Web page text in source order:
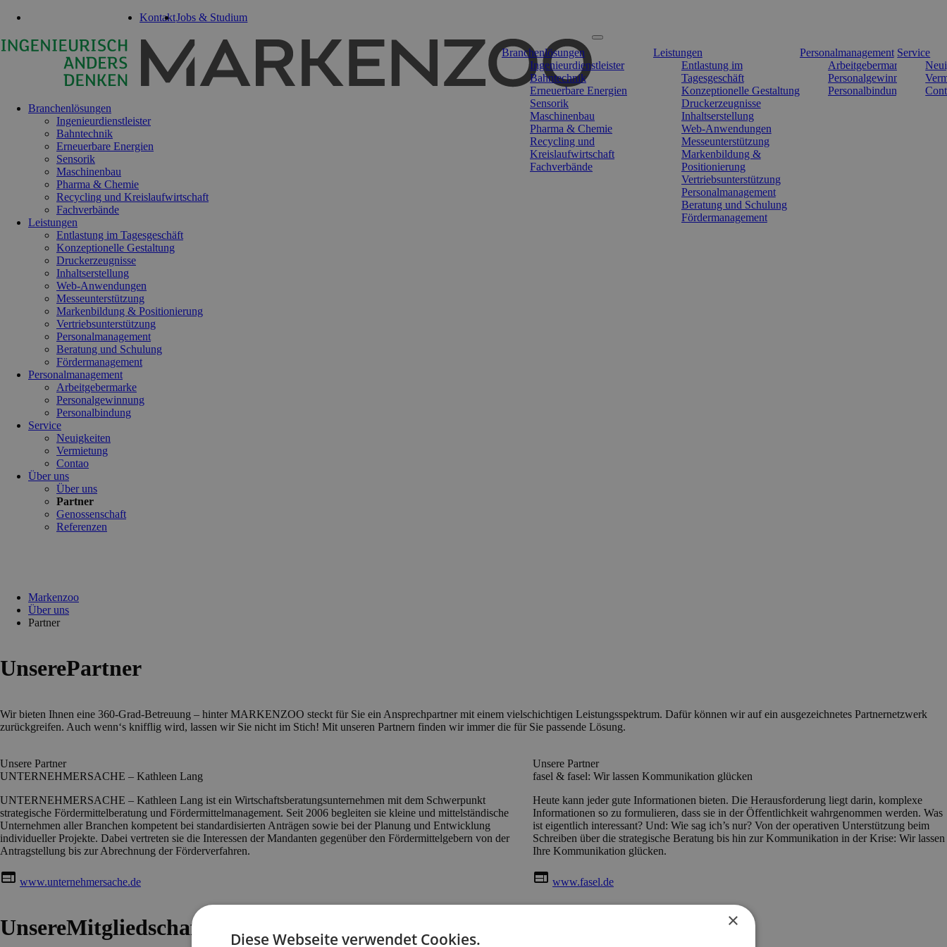
Tel: 0351 47 93 41 92 KontaktJobs & Studium
Navigation
überspringen
Branchenlösungen
Ingenieurdienstleister
Bahntechnik
Erneuerbare Energien
Sensorik
Maschinenbau
Pharma & Chemie
Recycling und
Kreislaufwirtschaft
Fachverbände
Leistungen
Entlastung im
Tagesgeschäft
Konzeptionelle Gestaltung
Druckerzeugnisse
Inhaltserstellung
Web-Anwendungen
Messeunterstützung
Markenbildung &
Positionierung
Vertriebsunterstützung
Personalmanagement
Beratung und Schulung
Fördermanagement
Personalmanagement
Arbeitgebermarke
Personalgewinnung
Personalbindung
Service
Branchenlösungen
Ingenieurdienstleister
Bahntechnik
Erneuerbare Energien
Sensorik
Maschinenbau
Pharma & Chemie
Recycling und Kreislaufwirtschaft
Fachverbände
Leistungen
Entlastung im Tagesgeschäft
Konzeptionelle Gestaltung
Druckerzeugnisse
Inhaltserstellung
Web-Anwendungen
Messeunterstützung
Markenbildung & Positionierung
Vertriebsunterstützung
Personalmanagement
Beratung und Schulung
Fördermanagement
Personalmanagement
Arbeitgebermarke
Personalgewinnung
Personalbindung
Service
Neuigkeiten
Vermietung
Contao
Über uns
Über uns
Partner
Genossenschaft
Referenzen
Markenzoo
Über uns
Partner
UnserePartner
Wir bieten Ihnen eine 360-Grad-Betreuung – hinter MARKENZOO steckt für Sie ein Ansprechpartner mit einem vielschichtigen Leistungsspektrum. Dafür können wir auf ein ausgezeichnetes Partnernetzwerk
zurückgreifen. Auch wenn‘s knifflig wird, lassen wir Sie nicht im Stich! Mit unseren Partnern finden wir immer die für Sie passende Lösung.
Unsere Partner
UNTERNEHMERSACHE – Kathleen Lang
UNTERNEHMERSACHE – Kathleen Lang ist ein Wirtschaftsberatungsunternehmen mit dem Schwerpunkt
strategische Fördermittelberatung und Fördermittelmanagement. Seit 2006 begleiten sie kleine und mittelständische
Unternehmen aller Branchen kompetent bei standardisierten Anträgen sowie bei der Planung und Entwicklung
individueller Projekte. Dabei vertreten sie die Interessen der Mandanten gegenüber den Fördermittelgebern von der
Antragstellung bis zur Abrechnung der Förderverfahren.
web www.unternehmersache.de
Unsere Partner
fasel & fasel: Wir lassen Kommunikation glücken
Heute kann jeder gute Informationen bieten. Die Herausforderung liegt darin, komplexe
Informationen so zu formulieren, dass sie in der Öffentlichkeit wahrgenommen werden. Was
ist eigentlich interessant? Und: Wie sag ich’s nur? Von der operativen Unterstützung beim
Schreiben über die strategische Beratung bis hin zur Kommunikation in der Krise: Wir lassen
Ihre Kommunikation glücken.
web www.fasel.de
UnsereMitgliedschaften ×
Diese Webseite verwendet Cookies.